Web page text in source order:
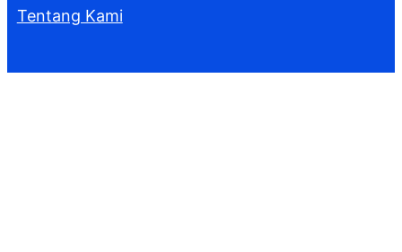
Tentang Kami